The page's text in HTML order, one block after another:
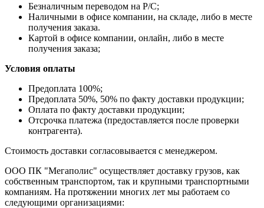
Безналичным переводом на Р/С;
Наличными в офисе компании, на складе, либо в месте
получения заказа.
Картой в офисе компании, онлайн, либо в месте
получения заказа;
Условия оплаты
Предоплата 100%;
Предоплата 50%, 50% по факту доставки продукции;
Оплата по факту доставки продукции;
Отсрочка платежа (предоставляется после проверки
контрагента).
Стоимость доставки согласовывается с менеджером.
ООО ПК "Мегаполис" осуществляет доставку грузов, как
собственным транспортом, так и крупными транспортными
компаниям. На протяжении многих лет мы работаем со
следующими организациями: